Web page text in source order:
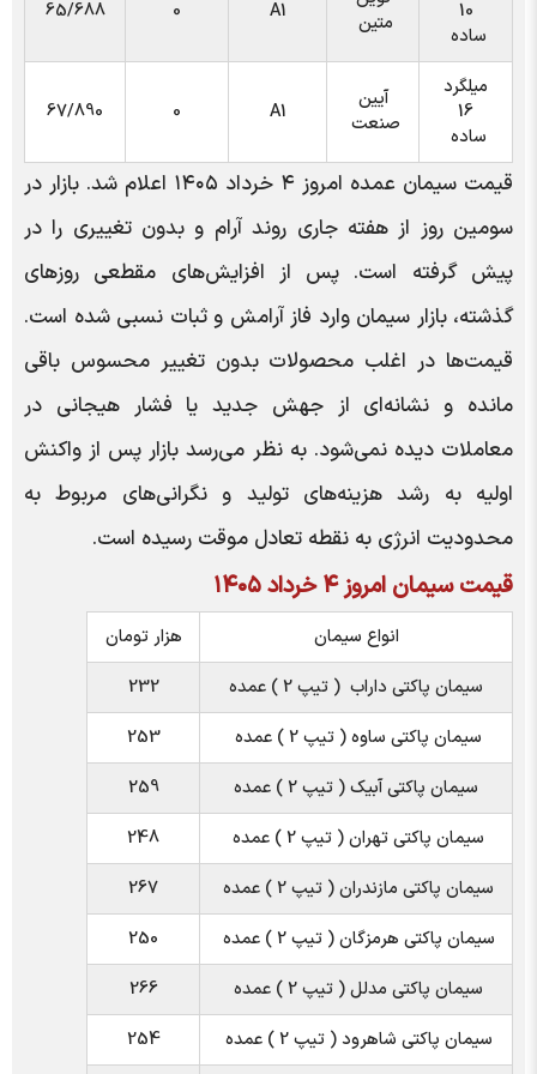
10
ساده
متین
A1
0
65/688
میلگرد
16
ساده
آیین
صنعت
A1
0
67/890
قیمت سیمان عمده امروز ۴ خرداد ۱۴۰۵ اعلام شد. بازار در
سومین روز از هفته جاری روند آرام و بدون تغییری را در
پیش گرفته است. پس از افزایش‌های مقطعی روزهای
گذشته، بازار سیمان وارد فاز آرامش و ثبات نسبی شده است.
قیمت‌ها در اغلب محصولات بدون تغییر محسوس باقی
مانده و نشانه‌ای از جهش جدید یا فشار هیجانی در
معاملات دیده نمی‌شود. به نظر می‌رسد بازار پس از واکنش
اولیه به رشد هزینه‌های تولید و نگرانی‌های مربوط به
محدودیت انرژی به نقطه تعادل موقت رسیده است.
قیمت سیمان امروز ۴ خرداد ۱۴۰۵
انواع سیمان
هزار تومان
سیمان پاکتی داراب ( تیپ 2 ) عمده
232
سیمان پاکتی ساوه ( تیپ 2 ) عمده
253
سیمان پاکتی آبیک ( تیپ 2 ) عمده
259
سیمان پاکتی تهران ( تیپ 2 ) عمده
248
سیمان پاکتی مازندران ( تیپ 2 ) عمده
267
سیمان پاکتی هرمزگان ( تیپ 2 ) عمده
250
سیمان پاکتی مدلل ( تیپ 2 ) عمده
266
سیمان پاکتی شاهرود ( تیپ 2 ) عمده
254